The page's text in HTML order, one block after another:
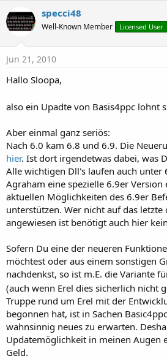
specci48
Well-Known Member Licensed User
Jun 21, 2010
Hallo Sloopa,
also ein Upadte von Basis4ppc lohnt
Aber einmal ganz seriös:
Nach 6.0 kam 6.8 und 6.9. Die
hier. Ist dort irgendetwas dabei, was
Alle wichtigen Dll's laufen auch unter
Agraham eine spezielle 6.9er
aktuellen Möglichkeiten des 6.9er
unterstützen. Wer nicht auf das
angewiesen ist benötigt auch hier
Sofern Du eine der neueren
möchtest oder aus einem sonstigen
nachdenkst, so ist m.E. die Variante
(auch wenn Erel dies sicherlich nicht
Truppe rund um Erel mit der
begonnen hat, ist in Sachen
wahnsinnig neues zu erwarten.
Updatemöglichkeit in meinen Augen
Geld.